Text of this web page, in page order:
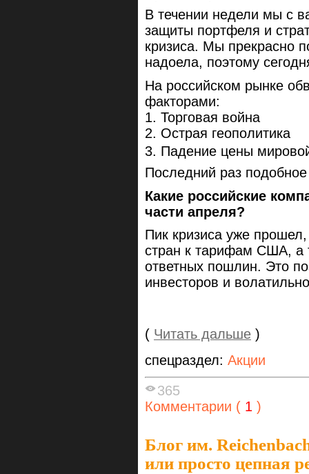
В течении недели мы с
защиты портфеля и
кризиса. Мы прекрасно
надоела, поэтому
На российском рынке
факторами:
1. Торговая война
2. Острая геополитика
3. Падение цены
Последний раз
Какие российские
части апреля?
Пик кризиса уже
стран к тарифам США, а
ответных пошлин. Это
инвесторов и
( Читать дальше )
спецраздел: Акции
365
Комментарии ( 1 )
Блог им.
или просто цепная